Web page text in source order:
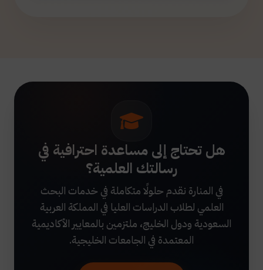
هل تحتاج إلى مساعدة احترافية في
رسالتك العلمية؟
في المنارة نقدم حلولًا متكاملة في خدمات البحث
العلمي لطلاب الدراسات العليا في المملكة العربية
السعودية ودول الخليج، ملتزمين بالمعايير الأكاديمية
المعتمدة في الجامعات الخليجية.